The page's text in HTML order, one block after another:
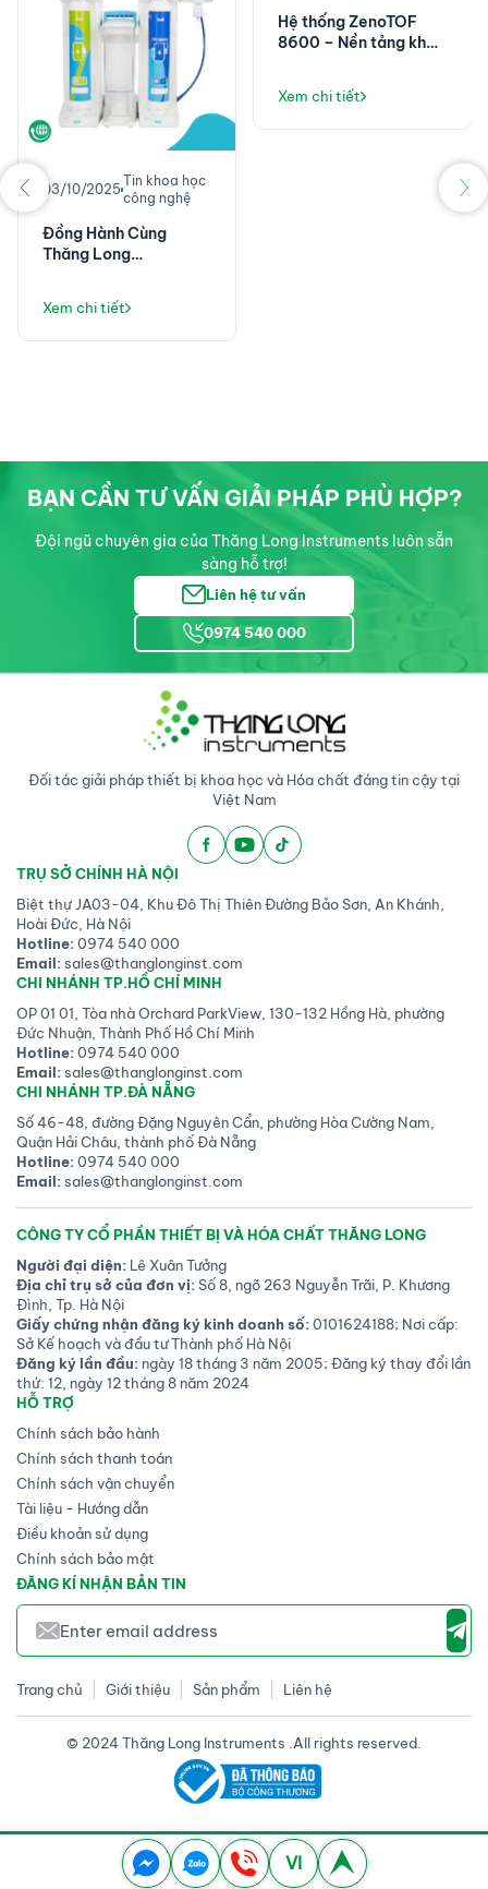
03/10/2025
Tin khoa học
công nghệ
Đồng Hành Cùng
Thăng Long
Chỉ Là Máy Lọc Nước,
Mà Là Giải Pháp Vận
Hành Phòng Thí
Xem chi tiết
Hệ thống ZenoTOF
8600 – Nền tảng khối
độ nhạy đột phá
Xem chi tiết
BẠN CẦN TƯ VẤN GIẢI PHÁP PHÙ HỢP?
Đội ngũ chuyên gia của Thăng Long Instruments luôn sẵn
sàng hỗ trợ!
Liên hệ tư vấn
0974 540 000
Đối tác giải pháp thiết bị khoa học và Hóa chất đáng tin cậy tại
Việt Nam
TRỤ SỞ CHÍNH HÀ NỘI
Biệt thự JA03-04, Khu Đô Thị Thiên Đường Bảo Sơn, An Khánh,
Hoài Đức, Hà Nội
Hotline:0974 540 000
Email:sales@thanglonginst.com
CHI NHÁNH TP.HỒ CHÍ MINH
OP 01 01, Tòa nhà Orchard ParkView, 130-132 Hồng Hà, phường
Đức Nhuận, Thành Phố Hồ Chí Minh
Hotline:0974 540 000
Email:sales@thanglonginst.com
CHI NHÁNH TP.ĐÀ NẴNG
Số 46-48, đường Đặng Nguyên Cẩn, phường Hòa Cường Nam,
Quận Hải Châu, thành phố Đà Nẵng
Hotline:0974 540 000
Email:sales@thanglonginst.com
CÔNG TY CỔ PHẦN THIẾT BỊ VÀ HÓA CHẤT THĂNG LONG
Người đại diện: Lê Xuân Tưởng
Địa chỉ trụ sở của đơn vị:Số 8, ngõ 263 Nguyễn Trãi, P. Khương
Đình, Tp. Hà Nội
Giấy chứng nhận đăng ký kinh doanh số:0101624188; Nơi cấp:
Sở Kế hoạch và đầu tư Thành phố Hà Nội
Đăng ký lần đầu: ngày 18 tháng 3 năm 2005; Đăng ký thay đổi lần
thứ: 12, ngày 12 tháng 8 năm 2024
HỖ TRỢ
Chính sách bảo hành
Chính sách thanh toán
Chính sách vận chuyển
Tài liệu - Hướng dẫn
Điều khoản sử dụng
Chính sách bảo mật
ĐĂNG KÍ NHẬN BẢN TIN
Trang chủ Giới thiệu Sản phẩm Liên hệ
© 2024 Thăng Long Instruments .All rights reserved.
VI